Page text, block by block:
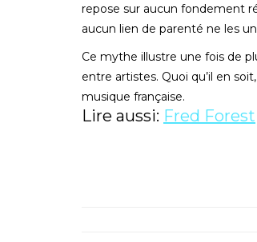
repose sur aucun fondement
aucun lien de parenté ne les
Ce mythe illustre une fois de
entre artistes. Quoi qu’il en
musique française.
Lire aussi: Fred Forest